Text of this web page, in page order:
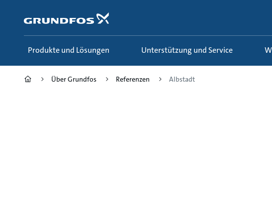
springen
Produkte und Lösungen Unterstützung und Service
Über Grundfos Referenzen Albstadt